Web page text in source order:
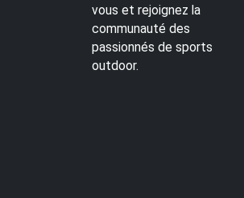
vous et rejoignez la
communauté des
passionnés de sports
outdoor.